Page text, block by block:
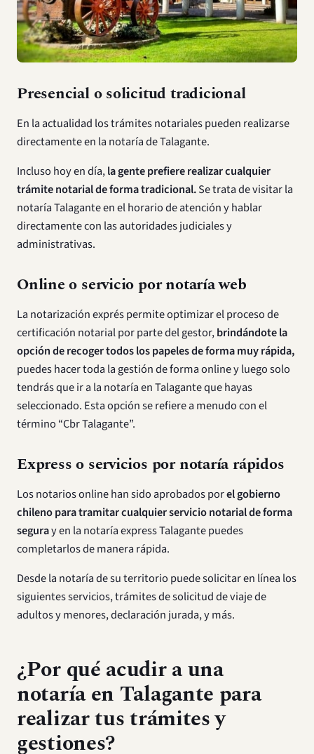
Presencial o solicitud tradicional
En la actualidad los trámites notariales pueden realizarse
directamente en la notaría de Talagante.
Incluso hoy en día,la gente prefiere realizar cualquier
trámite notarial de forma tradicional.Se trata de visitar la
notaría Talagante en el horario de atención y hablar
directamente con las autoridades judiciales y
administrativas.
Online o servicio por notaría web
La notarización exprés permite optimizar el proceso de
certificación notarial por parte del gestor,brindándote la
opción de recoger todos los papeles de forma muy rápida,
puedes hacer toda la gestión de forma online y luego solo
tendrás que ir a la notaría en Talagante que hayas
seleccionado. Esta opción se refiere a menudo con el
término “Cbr Talagante”.
Express o servicios por notaría rápidos
Los notarios online han sido aprobados porel gobierno
chileno para tramitar cualquier servicio notarial de forma
seguray en la notaría express Talagante puedes
completarlos de manera rápida.
Desde la notaría de su territorio puede solicitar en línea los
siguientes servicios, trámites de solicitud de viaje de
adultos y menores, declaración jurada, y más.
¿Por qué acudir a una
notaría en Talagante para
realizar tus trámites y
gestiones?